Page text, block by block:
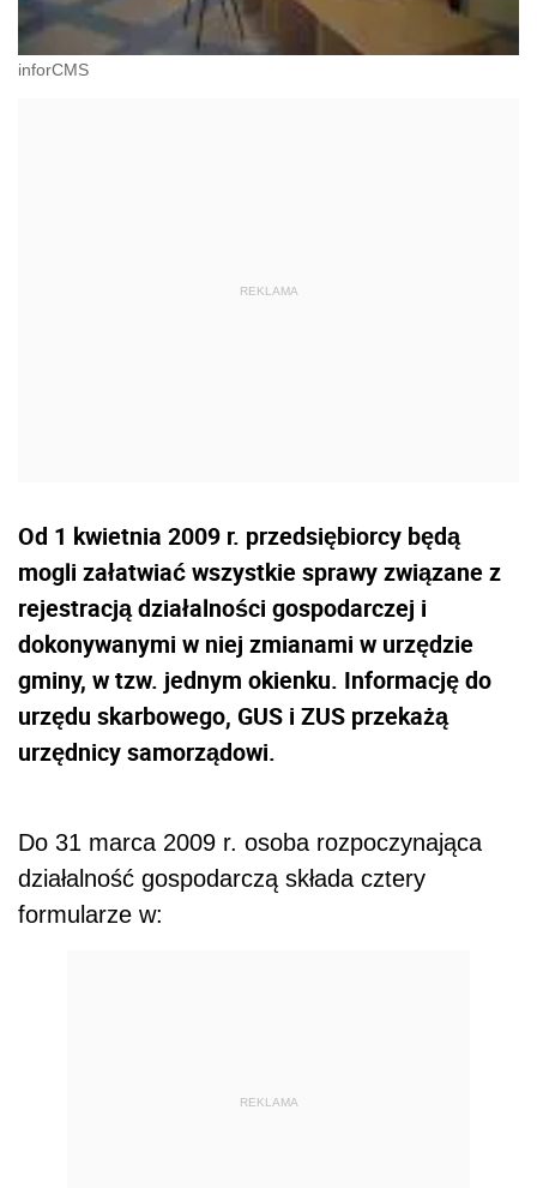
inforCMS
Od 1 kwietnia 2009 r. przedsiębiorcy będą
mogli załatwiać wszystkie sprawy związane z
rejestracją działalności gospodarczej i
dokonywanymi w niej zmianami w urzędzie
gminy, w tzw. jednym okienku. Informację do
urzędu skarbowego, GUS i ZUS przekażą
urzędnicy samorządowi.
Do 31 marca 2009 r. osoba rozpoczynająca
działalność gospodarczą składa cztery
formularze w:
REKLAMA